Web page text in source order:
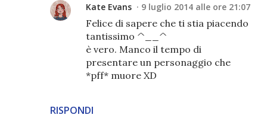
RISPONDI
Kate Evans 9 luglio 2014 alle ore 21:07
Felice di sapere che ti stia piacendo
tantissimo ^__^
è vero. Manco il tempo di
presentare un personaggio che
*pff* muore XD